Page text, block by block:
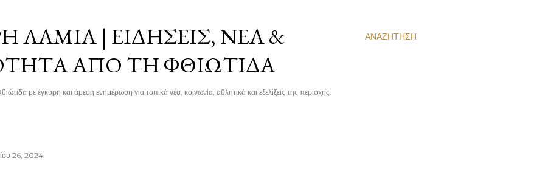
ΑΝΑΖΉΤΗΣΗ
ΛΑΜΊΑ | ΕΙΔΉΣΕΙΣ, ΝΈΑ &
ΑΠΌ ΤΗ ΦΘΙΏΤΙΔΑ
με έγκυρη και άμεση ενημέρωση για τοπικά νέα, κοινωνία, αθλητικά και εξελίξεις της περιοχής.
26, 2024